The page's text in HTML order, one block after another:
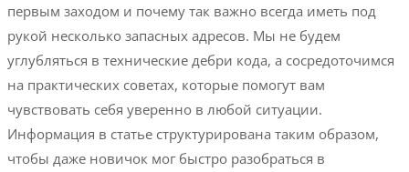
первым заходом и почему так важно всегда иметь под
рукой несколько запасных адресов. Мы не будем
углубляться в технические дебри кода, а сосредоточимся
на практических советах, которые помогут вам
чувствовать себя уверенно в любой ситуации.
Информация в статье структурирована таким образом,
чтобы даже новичок мог быстро разобраться в